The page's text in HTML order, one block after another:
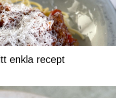
enkla recept